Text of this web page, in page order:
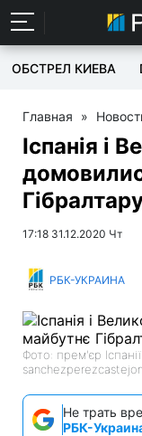
ОБСТРЕЛ КИЕВА
Главная »
Іспанія і
17:18 31.12.2020 Чт
РБК-УКРАИНА
Фото: прем'єр
Не трать
РБК-